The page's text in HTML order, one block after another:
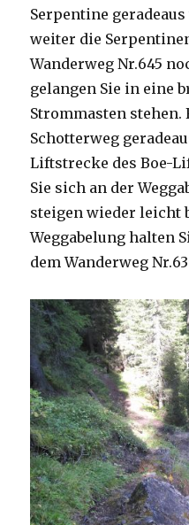
Serpentine
weiter die
Wanderweg Nr.645
gelangen Sie in eine
Strommasten stehen.
Schotterweg
Liftstrecke des Boe-
Sie sich an der
steigen wieder leicht
Weggabelung halten
dem Wanderweg